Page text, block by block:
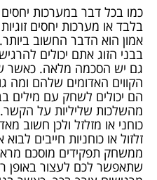
כמו בכל דבר במערכות יחסים
בלבד או מערכות יחסים
אמון הוא הדבר החשוב
בבני הזוג אתם יכולים
גם יש הסכמה מלאה. כאשר
הקווים האדומים שלהם ומה
הם יכולים לשחק עם מילים
מהשלכות שליליות על הקשר.
כוחני או מזלזל ולכן חשוב
זלזול או כוחניות חייבים
ממשחק תפקידים מוסכם
שתאפשר לכם לעצור באופן